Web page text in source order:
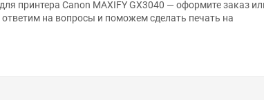
на вопросы и поможем сделать печать на